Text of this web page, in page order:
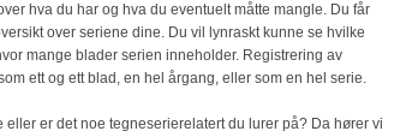
hva du har og hva du eventuelt måtte mangle. Du får
over seriene dine. Du vil lynraskt kunne se hvilke
mange blader serien inneholder. Registrering av
ett og ett blad, en hel årgang, eller som en hel serie.
er det noe tegneserierelatert du lurer på? Da hører vi